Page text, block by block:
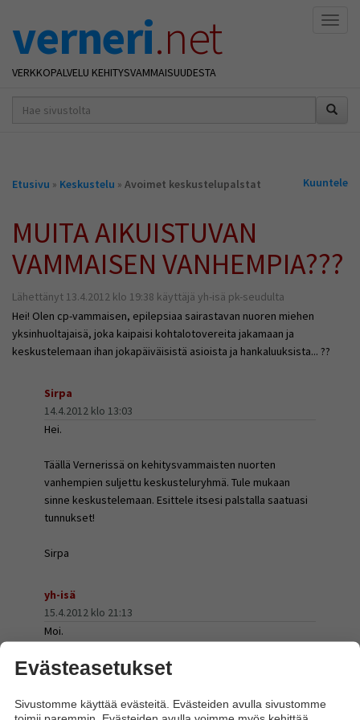
verneri.net
VERKKOPALVELU KEHITYSVAMMAISUUDESTA
hakusana(t)
Olet
Etusivu » Keskustelu » Avoimet keskustelupalstat Kuuntele
MUITA AIKUISTUVAN
VAMMAISEN VANHEMPIA???
Lähettänyt 13.4.2012 klo 19:38 käyttäjä yh-isä pk-seudulta
Hei! Olen cp-vammaisen, epilepsiaa sairastavan nuoren miehen
yksinhuoltajaisä, joka kaipaisi kohtalotovereita jakamaan ja
keskustelemaan ihan jokapäiväisistä asioista ja hankaluuksista... ??
Sirpa
14.4.2012 klo 13:03
Hei.
Täällä Vernerissä on kehitysvammaisten nuorten
vanhempien suljettu keskusteluryhmä. Tule mukaan
sinne keskustelemaan. Esittele itsesi palstalla saatuasi
tunnukset!
Sirpa
yh-isä
15.4.2012 klo 21:13
Moi.
epilepsiaa sairastava, oppimis- ja hahmotusvaikeuksia
Arastelen hieman ajatusta siitä kehitysvammasten
Evästeasetukset
Sivustomme käyttää evästeitä. Evästeiden avulla sivustomme